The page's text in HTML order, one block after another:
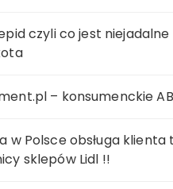
czyli co jest niejadalne
– konsumenckie
w Polsce obsługa klienta
sklepów Lidl !!